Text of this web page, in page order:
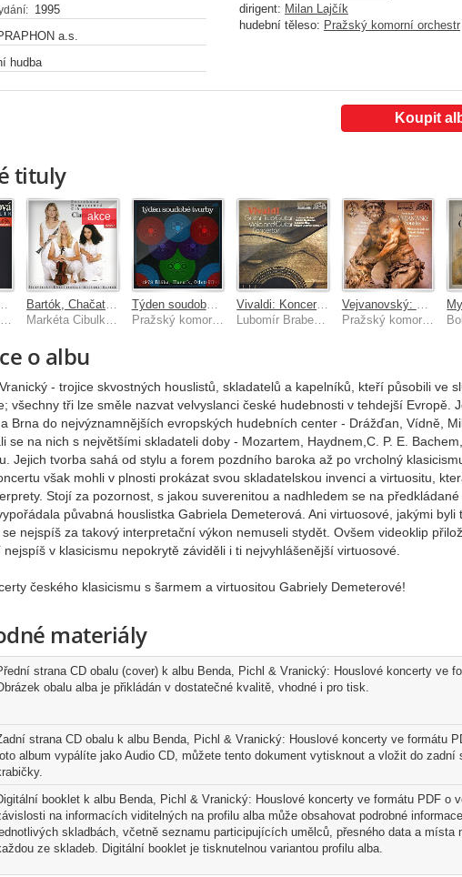
1995
a.s.
hudba
dirigent: Milan Lajčík
hudební těleso: Pražský komorní orchestr
Koupit
tituly
Gabriela Demeterová, Pražský komorní orchestr/Milan Lajčík
akce
Týden soudobé tvorby 1978 / Bláha, Hurník, Odstrčil
Pražský komorní orchestr, Vladimír Válek
Pražský komorní orchestr, Libor Pešek
o albu
- trojice skvostných houslistů, skladatelů a kapelníků, kteří působili ve
všechny tři lze směle nazvat velvyslanci české hudebnosti v tehdejší Evropě.
Brna do nejvýznamnějších evropských hudebních center - Drážďan, Vídně,
se na nich s největšími skladateli doby - Mozartem, Haydnem,C. P. E.
Jejich tvorba sahá od stylu a forem pozdního baroka až po vrcholný
však mohli v plnosti prokázat svou skladatelskou invenci a virtuositu,
Stojí za pozornost, s jakou suverenitou a nadhledem se na
půvabná houslistka Gabriela Demeterová. Ani virtuosové, jakými byli
nejspíš za takový interpretační výkon nemuseli stydět. Ovšem videoklip
v klasicismu nepokrytě záviděli i ti nejvyhlášenější virtuosové.
českého klasicismu s šarmem a virtuositou Gabriely Demeterové!
materiály
strana CD obalu (cover) k albu Benda, Pichl & Vranický: Houslové koncerty ve
obalu alba je přikládán v dostatečné kvalitě, vhodné i pro tisk.
strana CD obalu k albu Benda, Pichl & Vranický: Houslové koncerty ve formátu
album vypálíte jako Audio CD, můžete tento dokument vytisknout a vložit do zadní
booklet k albu Benda, Pichl & Vranický: Houslové koncerty ve formátu PDF o
na informacích viditelných na profilu alba může obsahovat podrobné
skladbách, včetně seznamu participujících umělců, přesného data a místa
ze skladeb. Digitální booklet je tisknutelnou variantou profilu alba.